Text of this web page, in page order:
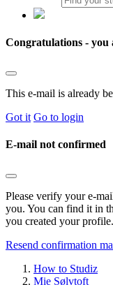
Congratulations - you
This e-mail is already
Got it Go to login
E-mail not confirmed
Please verify your e-
you. You can find it in
you created your profile.
Resend confirmation
How to Studiz
Mie Sølvtoft